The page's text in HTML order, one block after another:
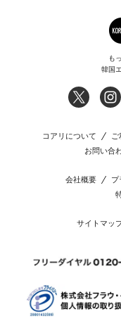
も
韓国
コアリについて
お問い合
会社概要 プ
サイトマッ